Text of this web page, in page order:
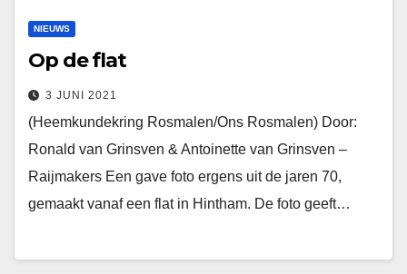
NIEUWS
Op de flat
3 JUNI 2021
(Heemkundekring Rosmalen/Ons Rosmalen) Door:
Ronald van Grinsven & Antoinette van Grinsven –
Raijmakers Een gave foto ergens uit de jaren 70,
gemaakt vanaf een flat in Hintham. De foto geeft…